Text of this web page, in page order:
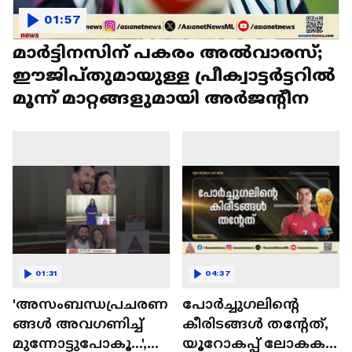
മാർട്ടിനസിന് പകരം അൽവാരസ്;
ഈജിപ്തുമായുള്ള പ്രീക്വാട്ടർട്ടറിൽ
മൂന്ന് മാറ്റങ്ങളുമായി അർജന്റീന
01:57
'അസംബന്ധപ്രചരണ
ങ്ങൾ അവഗണിച്ച്
മുന്നോട്ടുപോകൂ...',
01:31
പോർച്ചു​ഗലിന്റെ
കീരിടങ്ങൾ തന്റേത്,
യൂറോകപ്പ് ലോകകപ്പ്
04:37